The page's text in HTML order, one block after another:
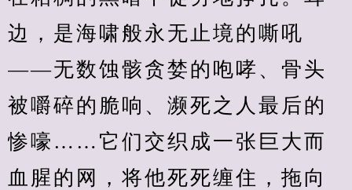
边，是海啸般永无止境的嘶吼
——无数蚀骸贪婪的咆哮、骨头
被嚼碎的脆响、濒死之人最后的
惨嚎……它们交织成一张巨大而
血腥的网，将他死死缠住，拖向